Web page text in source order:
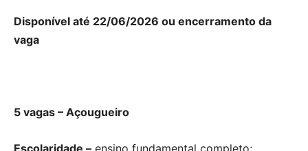
Disponível até 22/06/2026 ou encerramento da
vaga
5 vagas – Açougueiro
Escolaridade – ensino fundamental completo;